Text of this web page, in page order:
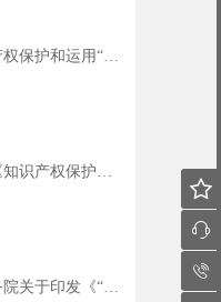
关注 | 国务院印发《知识产权保护和运用“十五五”规划》
关注 | 国务院：审议通过《知识产权保护和运用“十五五”规划》
关注 | 涉及知识产权！国务院关于印发《“十五五”碳达峰行动方案》


